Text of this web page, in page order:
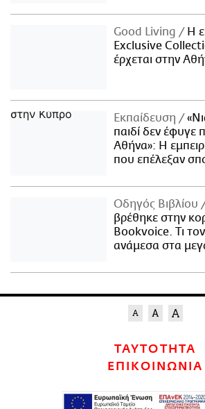
Good Living
Η
Exclusive
έρχεται στην
Εκπαίδευση
παιδί δεν έφυγε
Αθήνα»: Η
που επέλεξαν
Οδηγός Βιβλίου
βρέθηκε στην
Bookvoice. Τι
ανάμεσα στα
ΤΑΥΤΟΤΗΤΑ
ΕΠΙΚΟΙΝΩΝΙΑ